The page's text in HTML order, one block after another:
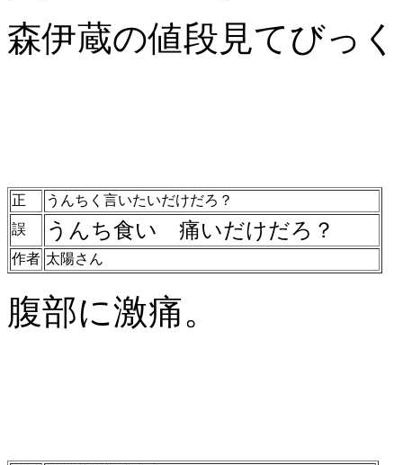
森伊蔵の値段見てびっ
正
うんちく言いたいだけだろ？
誤
うんち食い 痛いだけだろ？
作者 太陽さん
腹部に激痛。